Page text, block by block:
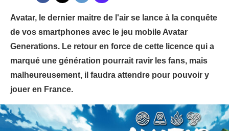
Avatar, le dernier maitre de l'air se lance à la conquête
de vos smartphones avec le jeu mobile Avatar
Generations. Le retour en force de cette licence qui a
marqué une génération pourrait ravir les fans, mais
malheureusement, il faudra attendre pour pouvoir y
jouer en France.